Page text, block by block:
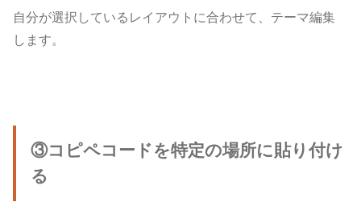
自分が選択しているレイアウトに合わせて、テーマ編集
します。
③コピペコードを特定の場所に貼り付け
る